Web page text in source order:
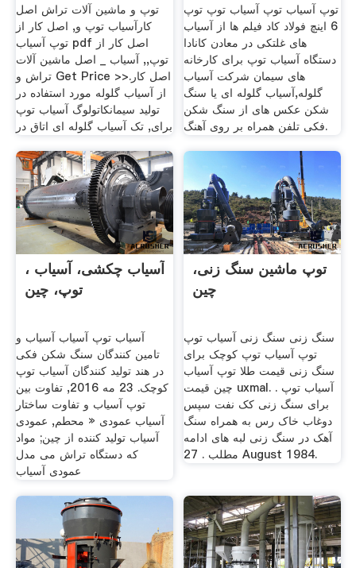
توپ و ماشین آلات تراش اصل
کارآسیاب توپ و, اصل کار از
توپ آسیاب pdf اصل کار از
توپ,, آسیاب _ اصل ماشین آلات
تراش و Get Price >>.اصل کار
از آسیاب گلوله مورد استفاده در
تولید سیمانکاتولوگ آسیاب توپ
برای, تک آسیاب گلوله ای اتاق در
توپ آسیاب توپ آسیاب توپ توپ
6 اینچ فولاد کاد فیلم ها از آسیاب
های غلتکی در معادن کانادا
دستگاه آسیاب توپ برای کارخانه
های سیمان شرکت آسیاب
گلوله,آسیاب گلوله ای یا سنگ
شکن عکس های از سنگ شکن
فکی تلفن همراه بر روی آهنگ.
، آسیاب چکشی، آسیاب
توپ، چین
آسیاب توپ آسیاب آسیاب و
تامین کنندگان سنگ شکن فکی
در هند تولید کنندگان آسیاب توپ
کوچک. 23 مه 2016, تفاوت بین
توپ آسیاب و تفاوت ساختار
آسیاب عمودی « محطم, عمودی
آسیاب تولید کننده از چین; مواد
که دستگاه تراش می مدل
عمودی آسیاب
توپ ماشین سنگ زنی،
چین
سنگ زنی سنگ زنی آسیاب توپ
توپ آسیاب توپ کوچک برای
سنگ زنی قیمت طلا توپ آسیاب
چین قیمت uxmal. . آسیاب توپ
برای سنگ زنی کک نفت سپس
دوغاب خاک رس به همراه سنگ
آهک در سنگ زنی لبه های ادامه
مطلب . 27 August 1984.